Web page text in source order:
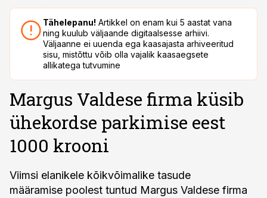
Tähelepanu! Artikkel on enam kui 5 aastat vana
ning kuulub väljaande digitaalsesse arhiivi.
Väljaanne ei uuenda ega kaasajasta arhiveeritud
sisu, mistõttu võib olla vajalik kaasaegsete
allikatega tutvumine
Margus Valdese firma küsib
ühekordse parkimise eest
1000 krooni
Viimsi elanikele kõikvõimalike tasude
määramise poolest tuntud Margus Valdese firma